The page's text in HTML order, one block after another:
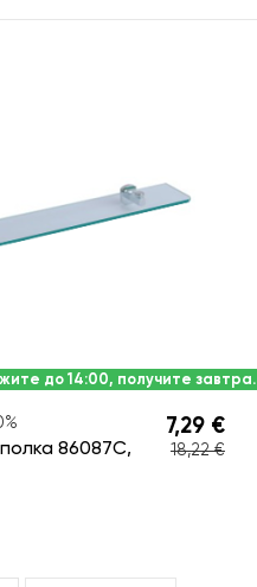
до 14:00, получите завтра.
86087С,
7,29 €
18,22 €